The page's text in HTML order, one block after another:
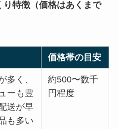
特徴（価格はあくまで
価格帯の目安
多く、
ーも豊
送が早
も多い
約500〜数千
円程度